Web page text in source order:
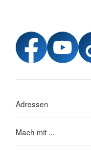
Adressen
Mach mit ...